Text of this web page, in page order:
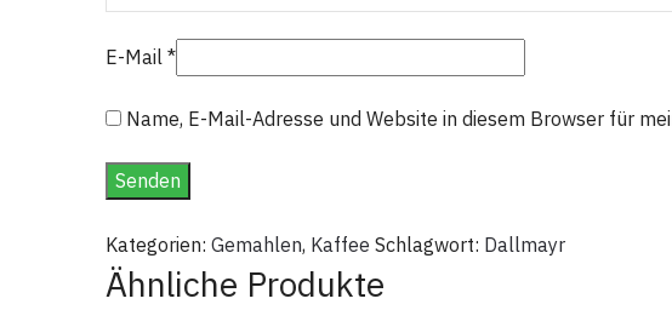
E-Mail *
Name, E-Mail-Adresse und Website in diesem Browser für
Kategorien: Gemahlen, Kaffee Schlagwort: Dallmayr
Ähnliche Produkte